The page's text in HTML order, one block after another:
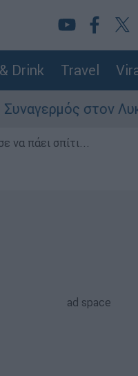
Drink Travel
στον Λυκαβηττό:
να πάει σπίτι...